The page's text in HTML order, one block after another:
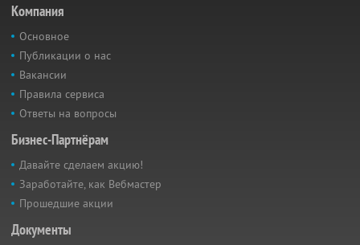
Компания
Основное
Публикации о нас
Вакансии
Правила сервиса
Ответы на вопросы
Бизнес-Партнёрам
Давайте сделаем акцию!
Заработайте, как Вебмастер
Прошедшие акции
Документы